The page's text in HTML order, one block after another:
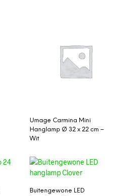
Umage Carmina Mini
Hanglamp Ø 32 x 22 cm –
Wit
Buitengewone LED